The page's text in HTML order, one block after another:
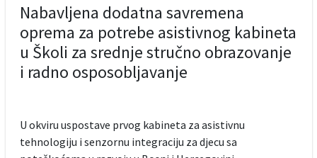
Nabavljena dodatna savremena
oprema za potrebe asistivnog kabineta
u Školi za srednje stručno obrazovanje
i radno osposobljavanje
U okviru uspostave prvog kabineta za asistivnu
tehnologiju i senzornu integraciju za djecu sa